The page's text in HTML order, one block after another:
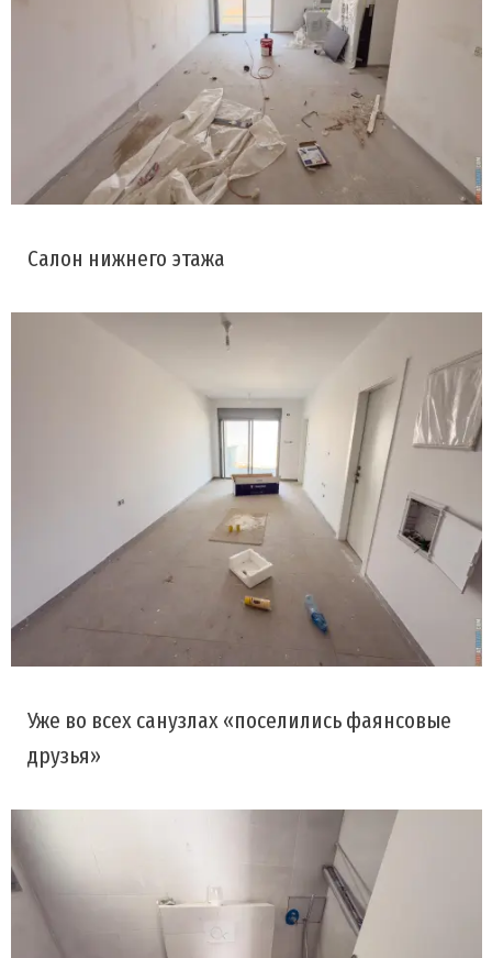
Салон нижнего этажа
Уже во всех санузлах «поселились фаянсовые
друзья»